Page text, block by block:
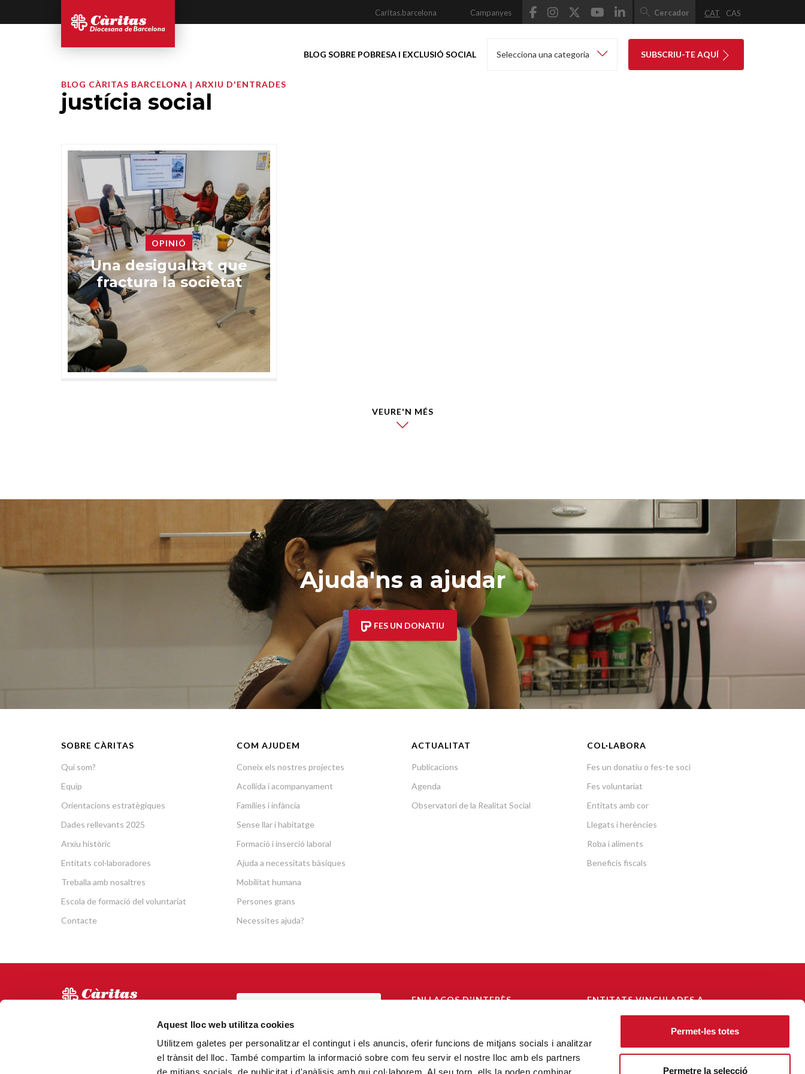
Aquest lloc web utilitza cookies
Utilitzem galetes per personalitzar el contingut i els anuncis, oferir funcions de mitjans socials i analitzar
el trànsit del lloc. També compartim la informació sobre com feu servir el nostre lloc amb els partners
Permet-les totes
Permetre la selecció
Caritas.barcelona Campanyes Cercador CAT CAS
BLOG SOBRE POBRESA I EXCLUSIÓ SOCIAL Selecciona una categoria SUBSCRIU-TE AQUÍ
BLOG CÀRITAS BARCELONA | ARXIU D'ENTRADES
justícia social
OPINIÓ
Una desigualtat que
fractura la societat
VEURE'N MÉS
Ajuda'ns a ajudar
FES UN DONATIU
SOBRE CÀRITAS
Qui som?
Equip
Orientacions estratègiques
Dades rellevants 2025
Arxiu històric
Entitats col·laboradores
Treballa amb nosaltres
Escola de formació del voluntariat
Contacte
COM AJUDEM
Coneix els nostres projectes
Acollida i acompanyament
Famílies i infància
Sense llar i habitatge
Formació i inserció laboral
Ajuda a necessitats bàsiques
Mobilitat humana
Persones grans
Necessites ajuda?
ACTUALITAT
Publicacions
Agenda
Observatori de la Realitat Social
COL·LABORA
Fes un donatiu o fes-te soci
Fes voluntariat
Entitats amb cor
Llegats i herències
Roba i aliments
Beneficis fiscals
Via Laietana 5, Entl.
08003 Barcelona.
N.000153 (Registre d'entitats
CANAL DE DENÚNCIA
ENLLAÇOS D'INTERÈS
Càritas Catalunya
FiT – Fundació Formació i Treball
ENTITATS VINCULADES A
CECAS - Centre Català de Solidaritat
Fundació Habitatge Social